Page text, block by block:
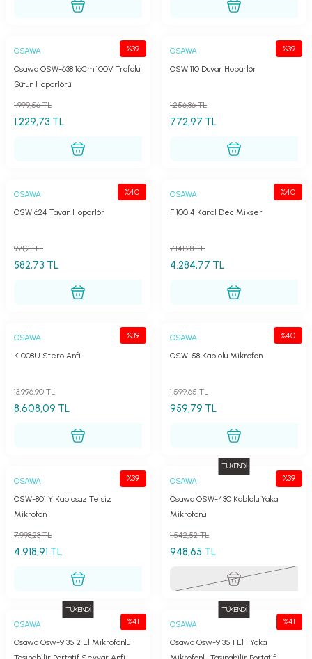
%39
OSAWA
Osawa OSW-638 16Cm 100V Trafolu
Sütun Hoparlörü
1.229,73 TL
1.999,56 TL
%39
OSAWA
OSW 110 Duvar Hoparlör
772,97 TL
1.256,86 TL
%40
OSAWA
OSW 624 Tavan Hoparlör
582,73 TL
971,21 TL
%40
OSAWA
F 100 4 Kanal Dec Mikser
4.284,77 TL
7.141,28 TL
%39
OSAWA
K 008U Stero Anfi
8.608,09 TL
13.996,90 TL
%40
OSAWA
OSW-58 Kablolu Mikrofon
959,79 TL
1.599,65 TL
%39
OSAWA
OSW-801 Y Kablosuz Telsiz
Mikrofon
4.918,91 TL
7.998,23 TL
TÜKENDİ
%39
OSAWA
Osawa OSW-430 Kablolu Yaka
Mikrofonu
948,65 TL
1.542,52 TL
TÜKENDİ
%41
OSAWA
Osawa Osw-9135 2 El Mikrofonlu
TÜKENDİ
%41
OSAWA
Osawa Osw-9135 1 El 1 Yaka